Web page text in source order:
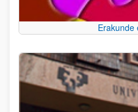
Erakunde